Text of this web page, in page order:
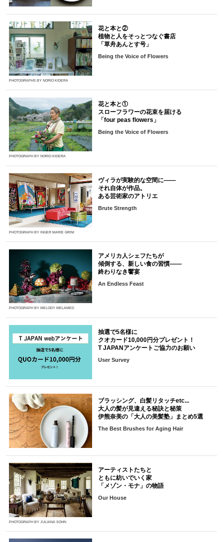
PHOTOGRAPHS BY NORIO KIDERA
花と本と②
植物と人をそっとつなぐ書店
「草舟あんとす号」
Being the Voice of Flowers
PHOTOGRAPH BY NORIO KIDERA
花と本と①
スローフラワーの花束を届ける
「four peas flowers」
Being the Voice of Flowers
PHOTOGRAPH BY INGER MARIE GRINI
ヴィラが実験的な空間に――
それ自体が作品。
ある芸術家のアトリエ
Brute Strength
PHOTOGRAPH BY MELODY MELAMED
アメリカ人シェフたちが
傾倒する、新しい食の習慣――
終わりなき饗宴
An Endless Feast
抽選で5名様に
クオカード10,000円分プレゼント！
T JAPANアンケートご協力のお願い
User Survey
ブラッシング、白髪リタッチetc...
大人の髪が見違える秘訣と秘策
伊熊奈美の「大人の美髪塾」まとめ5選
The Best Brushes for Aging Hair
PHOTOGRAPH BY JULIANA SOHN
アーティストたちと
ともに紡いでいく家
「メゾン・モナ」の物語
Our House